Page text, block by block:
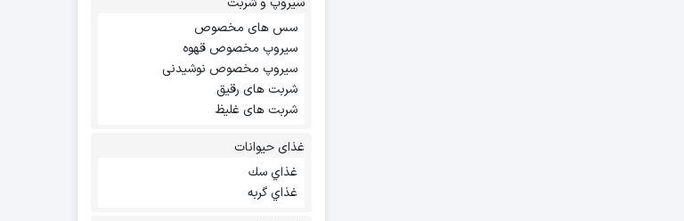
سس های مخصوص
سیروپ مخصوص قهوه
سیروپ مخصوص نوشیدنی
شربت های رقیق
شربت های غلیظ
غذای حیوانات
غذاي سك
غذاي گربه